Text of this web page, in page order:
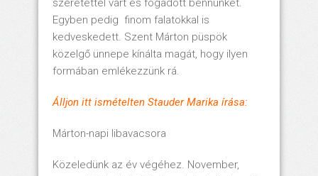
szeretettel várt és fogadott bennünket.
Egyben pedig finom falatokkal is
kedveskedett. Szent Márton püspök
közelgő ünnepe kínálta magát, hogy ilyen
formában emlékezzünk rá.
Álljon itt ismételten Stauder Marika írása:
Márton-napi libavacsora
Közeledünk az év végéhez. November,